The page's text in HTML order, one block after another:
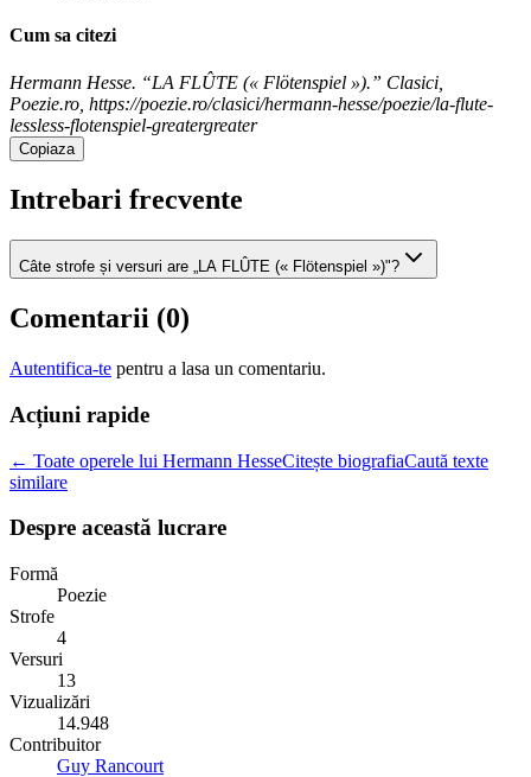
Cum sa citezi
Hermann Hesse. “LA FLÛTE (« Flötenspiel »).” Clasici,
Poezie.ro, https://poezie.ro/clasici/hermann-hesse/poezie/la-flute-
lessless-flotenspiel-greatergreater
Copiaza
Intrebari frecvente
Câte strofe și versuri are „LA FLÛTE (« Flötenspiel »)"?
Comentarii (0)
Autentifica-te pentru a lasa un comentariu.
Acțiuni rapide
← Toate operele lui Hermann HesseCitește biografiaCaută texte
similare
Despre această lucrare
Formă
Poezie
Strofe
4
Versuri
13
Vizualizări
14.948
Contribuitor
Guy Rancourt